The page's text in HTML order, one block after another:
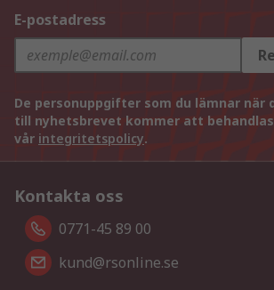
E-postadress
De personuppgifter som du lämnar när
till nyhetsbrevet kommer att
vår integritetspolicy.
Kontakta oss
0771-45 89 00
kund@rsonline.se